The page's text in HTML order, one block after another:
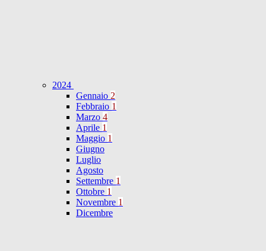
2024
Gennaio 2
Febbraio 1
Marzo 4
Aprile 1
Maggio 1
Giugno
Luglio
Agosto
Settembre 1
Ottobre 1
Novembre 1
Dicembre